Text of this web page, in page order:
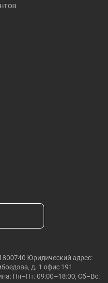
Юридический адрес:
д. 1 офис 191
Пн–Пт: 09:00–18:00, Сб–Вс: